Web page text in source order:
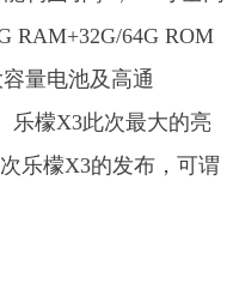
RAM+32G/64G ROM
量电池及高通
乐檬X3此次最大的亮
乐檬X3的发布，可谓